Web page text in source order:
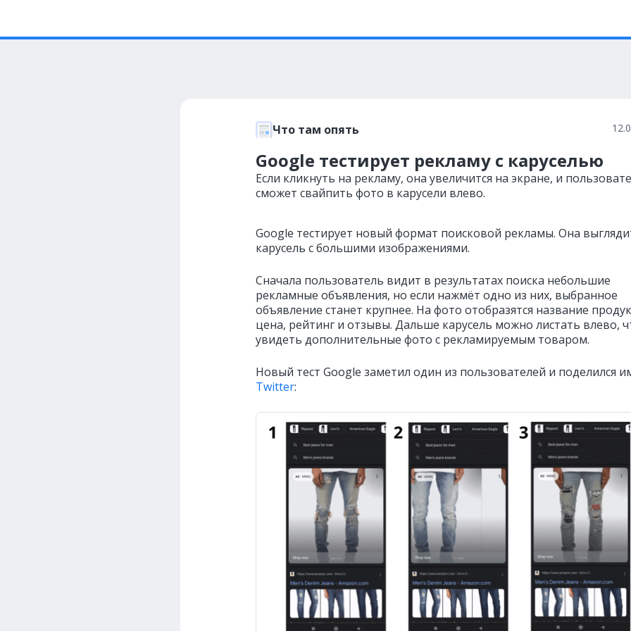
Что там опять
Google тестирует рекламу с каруселью
Если кликнуть на рекламу, она увеличится на экране, и
сможет свайпить фото в карусели влево.
Google тестирует новый формат поисковой рекламы. Она
карусель с большими изображениями.
Сначала пользователь видит в результатах поиска небольшие
рекламные объявления, но если нажмёт одно из них, выбранное
объявление станет крупнее. На фото отобразятся название
цена, рейтинг и отзывы. Дальше карусель можно листать влево,
увидеть дополнительные фото с рекламируемым товаром.
Новый тест Google заметил один из пользователей и поделился
Twitter: